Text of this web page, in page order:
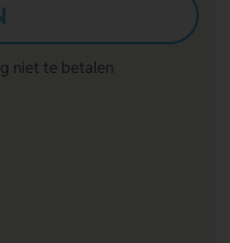
niet te betalen